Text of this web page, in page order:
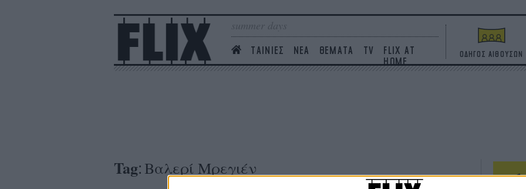
summer days
ΤΑΙΝΙΕΣ ΝΕΑ ΘΕΜΑΤΑ TV
FLIX AT
HOME
ΟΔΗΓΟΣ ΑΙΘΟΥΣΩΝ
Tag: Βαλερί Μρεγιέν